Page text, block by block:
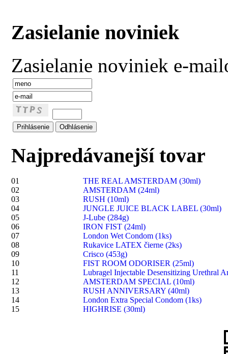
Zasielanie noviniek
Zasielanie noviniek e-
Najpredávanejší tovar
01
THE REAL AMSTERDAM (30ml)
02
AMSTERDAM (24ml)
03
RUSH (10ml)
04
JUNGLE JUICE BLACK LABEL (30ml)
05
J-Lube (284g)
06
IRON FIST (24ml)
07
London Wet Condom (1ks)
08
Rukavice LATEX čierne (2ks)
09
Crisco (453g)
10
FIST ROOM ODORISER (25ml)
11
Lubragel Injectable Desensitizing Urethral
12
AMSTERDAM SPECIAL (10ml)
13
RUSH ANNIVERSARY (40ml)
14
London Extra Special Condom (1ks)
15
HIGHRISE (30ml)